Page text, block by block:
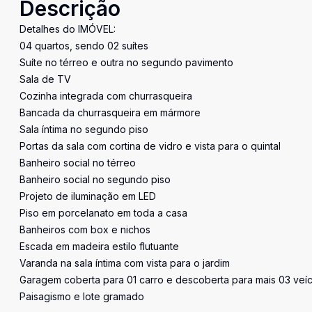
Descrição
Detalhes do IMÓVEL:
04 quartos, sendo 02 suítes
Suíte no térreo e outra no segundo pavimento
Sala de TV
Cozinha integrada com churrasqueira
Bancada da churrasqueira em mármore
Sala íntima no segundo piso
Portas da sala com cortina de vidro e vista para o quintal
Banheiro social no térreo
Banheiro social no segundo piso
Projeto de iluminação em LED
Piso em porcelanato em toda a casa
Banheiros com box e nichos
Escada em madeira estilo flutuante
Varanda na sala íntima com vista para o jardim
Garagem coberta para 01 carro e descoberta para mais 03
Paisagismo e lote gramado